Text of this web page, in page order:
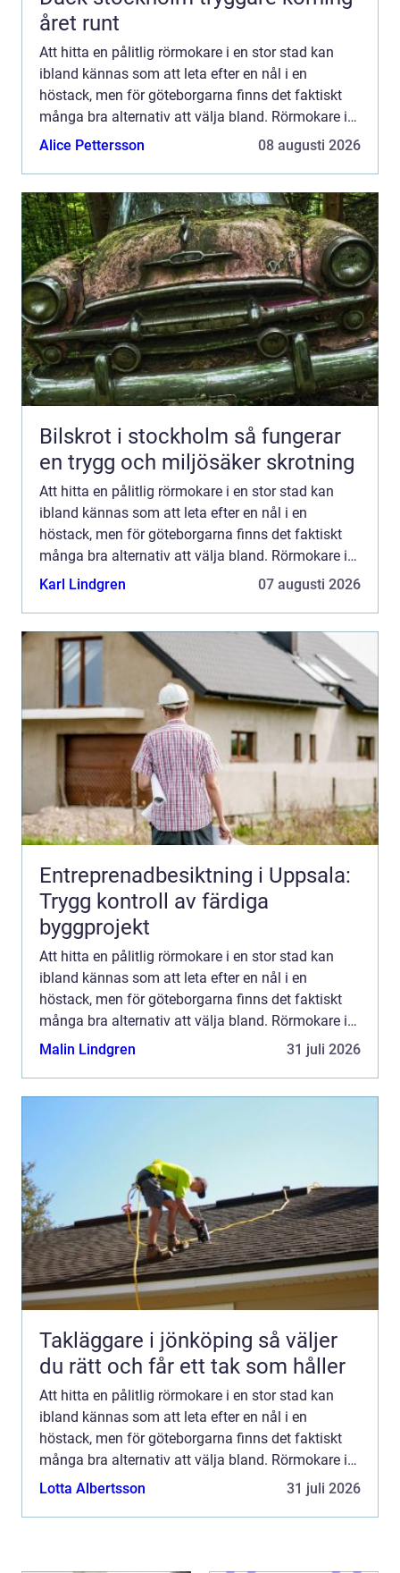
året runt
Att hitta en pålitlig rörmokare i en stor stad kan
ibland kännas som att leta efter en nål i en
höstack, men för göteborgarna finns det faktiskt
många bra alternativ att välja bland. Rörmokare i
G&...
Alice Pettersson 08 augusti 2026
Bilskrot i stockholm så fungerar
en trygg och miljösäker skrotning
Att hitta en pålitlig rörmokare i en stor stad kan
ibland kännas som att leta efter en nål i en
höstack, men för göteborgarna finns det faktiskt
många bra alternativ att välja bland. Rörmokare i
G&...
Karl Lindgren 07 augusti 2026
Entreprenadbesiktning i Uppsala:
Trygg kontroll av färdiga
byggprojekt
Att hitta en pålitlig rörmokare i en stor stad kan
ibland kännas som att leta efter en nål i en
höstack, men för göteborgarna finns det faktiskt
många bra alternativ att välja bland. Rörmokare i
G&...
Malin Lindgren 31 juli 2026
Takläggare i jönköping så väljer
du rätt och får ett tak som håller
Att hitta en pålitlig rörmokare i en stor stad kan
ibland kännas som att leta efter en nål i en
höstack, men för göteborgarna finns det faktiskt
många bra alternativ att välja bland. Rörmokare i
G&...
Lotta Albertsson 31 juli 2026